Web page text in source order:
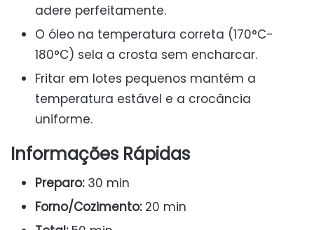
adere perfeitamente.
O óleo na temperatura correta (170°C-
180°C) sela a crosta sem encharcar.
Fritar em lotes pequenos mantém a
temperatura estável e a crocância
uniforme.
Informações Rápidas
Preparo:30 min
Forno/Cozimento:20 min